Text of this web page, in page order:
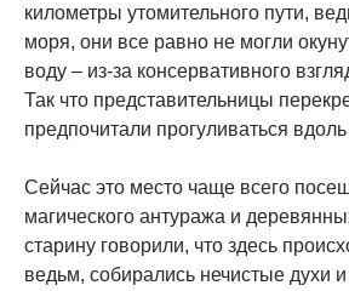
километры утомительного пути,
моря, они все равно не могли
воду – из-за консервативного
Так что представительницы
предпочитали прогуливаться
Сейчас это место чаще всего
магического антуража и
старину говорили, что здесь
ведьм, собирались нечистые духи